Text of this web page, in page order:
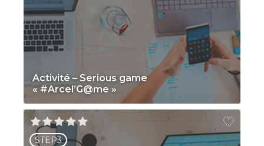
Activité – Serious game
« #Arcel’G@me »
STEP3